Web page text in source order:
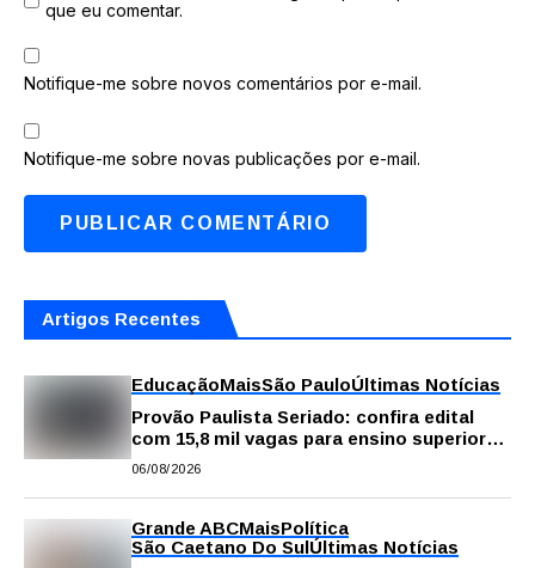
que eu comentar.
Notifique-me sobre novos comentários por e-mail.
Notifique-me sobre novas publicações por e-mail.
Artigos Recentes
EducaçãoMaisSão PauloÚltimas Notícias
Provão Paulista Seriado: confira edital
com 15,8 mil vagas para ensino superior
público
06/08/2026
Grande ABCMaisPolítica
São Caetano Do SulÚltimas Notícias